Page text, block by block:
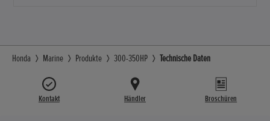
Honda Marine Produkte 300-350HP Technische Daten
Kontakt Händler Broschüren